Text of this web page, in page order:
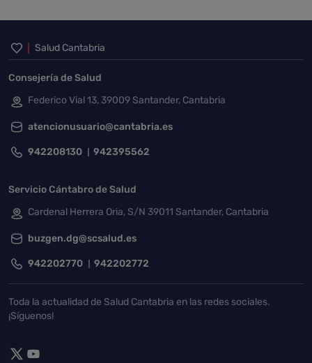
Inicio del pie de página
Salud Cantabria
Consejería de Salud
Federico Vial 13, 39009 Santander, Cantabria
atencionusuario@cantabria.es
942208130 942395562
Servicio Cántabro de Salud
Cardenal Herrera Oria, S/N 39011 Santander, Cantabria
buzgen.dg@scsalud.es
942202770 942202772
Toda la actualidad de Salud Cantabria en las redes sociales.
¡Síguenos!